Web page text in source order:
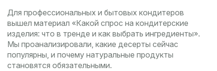
Для профессиональных и бытовых кондитеров
вышел материал «Какой спрос на кондитерские
изделия: что в тренде и как выбрать ингредиенты».
Мы проанализировали, какие десерты сейчас
популярны, и почему натуральные продукты
становятся обязательными.